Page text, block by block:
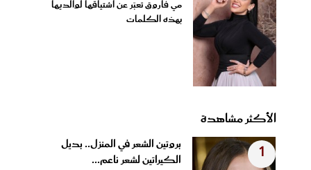
مي فاروق تعبّر عن اشتياقها لوالديها
بهذه الكلمات
الأكثر مشاهدة
1
بروتين الشعر في المنزل.. بديل
الكيراتين لشعر ناعم...